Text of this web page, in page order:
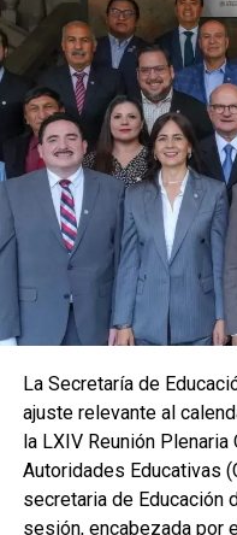
La Secretaría de
ajuste relevante al
la LXIV Reunión
Autoridades Educativas
secretaria de Educación
sesión, encabezada por